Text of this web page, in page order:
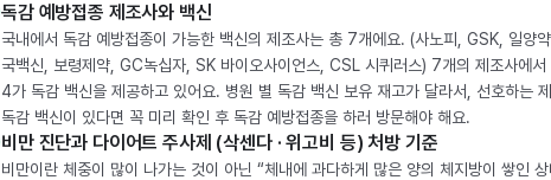
독감 예방접종 제조사와 백신
국내에서 독감 예방접종이 가능한 백신의 제조사는 총 7개에요. (사노피, GSK, 일양
국백신, 보령제약, GC녹십자, SK 바이오사이언스, CSL 시퀴러스) 7개의 제조사에서
4가 독감 백신을 제공하고 있어요. 병원 별 독감 백신 보유 재고가 달라서, 선호하는
독감 백신이 있다면 꼭 미리 확인 후 독감 예방접종을 하러 방문해야 해요.
비만 진단과 다이어트 주사제 (삭센다 · 위고비 등) 처방 기준
비만이란 체중이 많이 나가는 것이 아닌 “체내에 과다하게 많은 양의 체지방이 쌓인